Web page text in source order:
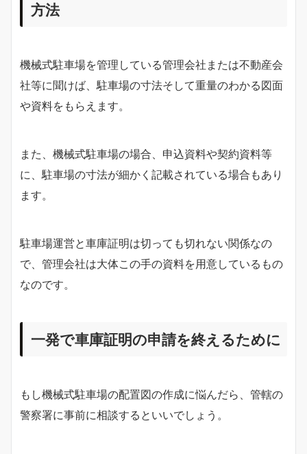
方法
機械式駐車場を管理している管理会社または不動産会
社等に聞けば、駐車場の寸法そして重量のわかる図面
や資料をもらえます。
また、機械式駐車場の場合、申込資料や契約資料等
に、駐車場の寸法が細かく記載されている場合もあり
ます。
駐車場運営と車庫証明は切っても切れない関係なの
で、管理会社は大体この手の資料を用意しているもの
なのです。
一発で車庫証明の申請を終えるために
もし機械式駐車場の配置図の作成に悩んだら、管轄の
警察署に事前に相談するといいでしょう。